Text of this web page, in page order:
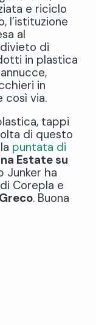
e riciclo
l’istituzione
al
di
in plastica
in
così via.
tappi
di questo
puntata di
Estate su
Junker ha
di Corepla e
. Buona